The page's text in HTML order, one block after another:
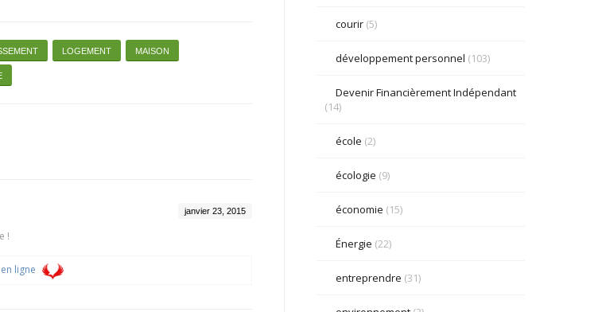
LOGEMENT MAISON
janvier 23, 2015
!
ligne
courir(5)
développement personnel (103)
Devenir Financièrement Indépendant
(14)
école (2)
écologie (9)
économie (15)
Énergie (22)
entreprendre (31)